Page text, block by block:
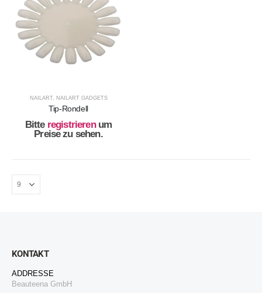
NAILART, NAILART GADGETS
Tip-Rondell
Bitte registrieren um
Preise zu sehen.
KONTAKT
ADDRESSE
Beauteena GmbH